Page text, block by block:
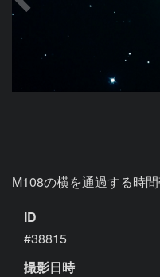
M108の横を通過する時間
ID
#38815
撮影日時